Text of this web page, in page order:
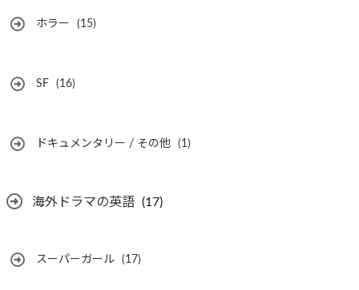
ホラー (15)
SF (16)
ドキュメンタリー / その他 (1)
海外ドラマの英語 (17)
スーパーガール (17)